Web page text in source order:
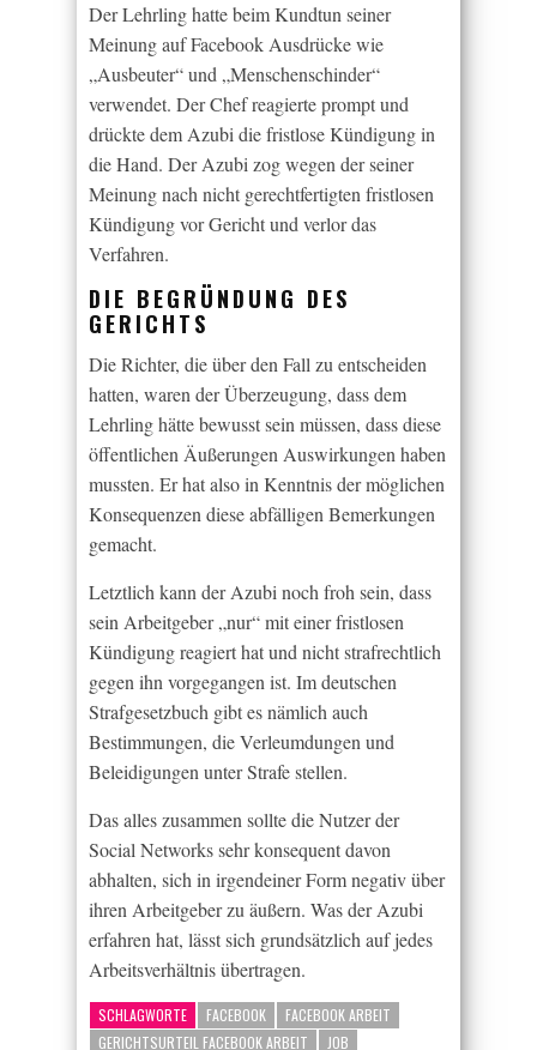
Der Lehrling hatte beim Kundtun seiner
Meinung auf Facebook Ausdrücke wie
„Ausbeuter“ und „Menschenschinder“
verwendet. Der Chef reagierte prompt und
drückte dem Azubi die fristlose Kündigung in
die Hand. Der Azubi zog wegen der seiner
Meinung nach nicht gerechtfertigten fristlosen
Kündigung vor Gericht und verlor das
Verfahren.
DIE BEGRÜNDUNG DES
GERICHTS
Die Richter, die über den Fall zu entscheiden
hatten, waren der Überzeugung, dass dem
Lehrling hätte bewusst sein müssen, dass diese
öffentlichen Äußerungen Auswirkungen haben
mussten. Er hat also in Kenntnis der möglichen
Konsequenzen diese abfälligen Bemerkungen
gemacht.
Letztlich kann der Azubi noch froh sein, dass
sein Arbeitgeber „nur“ mit einer fristlosen
Kündigung reagiert hat und nicht strafrechtlich
gegen ihn vorgegangen ist. Im deutschen
Strafgesetzbuch gibt es nämlich auch
Bestimmungen, die Verleumdungen und
Beleidigungen unter Strafe stellen.
Das alles zusammen sollte die Nutzer der
Social Networks sehr konsequent davon
abhalten, sich in irgendeiner Form negativ über
ihren Arbeitgeber zu äußern. Was der Azubi
erfahren hat, lässt sich grundsätzlich auf jedes
Arbeitsverhältnis übertragen.
SCHLAGWORTE FACEBOOK
FACEBOOK ARBEIT
GERICHTSURTEIL FACEBOOK ARBEIT
JOB